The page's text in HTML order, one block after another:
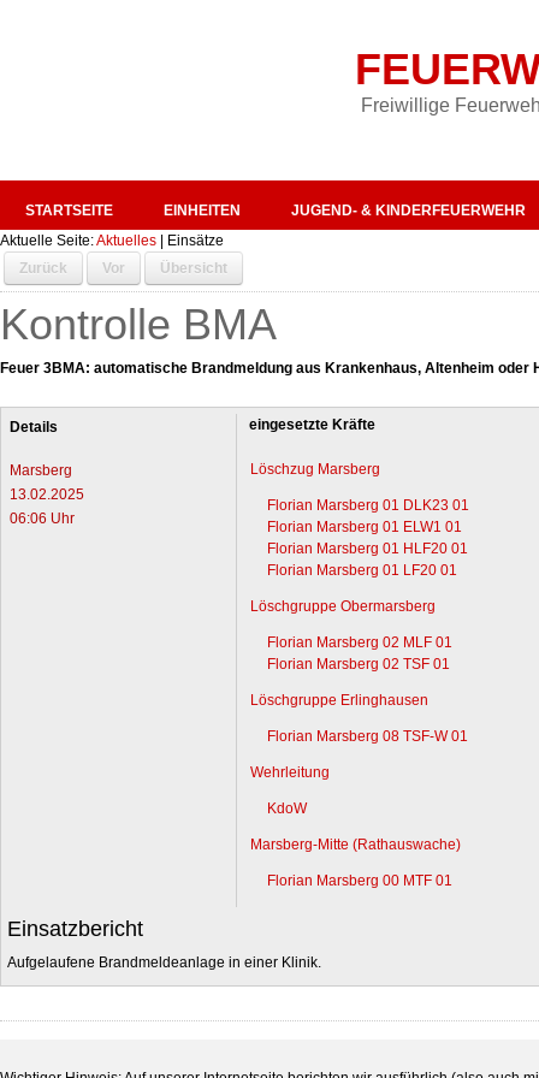
Freiwillige
STARTSEITE EINHEITEN
JUGEND- & KINDERFEUERWEHR
Aktuelle Seite:Aktuelles
Einsätze
Zurück
Vor Übersicht
Kontrolle BMA
Feuer 3BMA: automatische Brandmeldung aus Krankenhaus, Altenheim oder
Details
Marsberg
13.02.2025
06:06 Uhr
eingesetzte Kräfte
Löschzug Marsberg
Florian Marsberg 01 DLK23 01
Florian Marsberg 01 ELW1 01
Florian Marsberg 01 HLF20 01
Florian Marsberg 01 LF20 01
Löschgruppe Obermarsberg
Florian Marsberg 02 MLF 01
Florian Marsberg 02 TSF 01
Löschgruppe Erlinghausen
Florian Marsberg 08 TSF-W 01
Wehrleitung
KdoW
Marsberg-Mitte (Rathauswache)
Florian Marsberg 00 MTF 01
Einsatzbericht
Aufgelaufene Brandmeldeanlage in einer Klinik.